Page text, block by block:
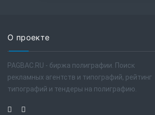
О проекте
PAGBAC.RU - биржа полиграфии. Поиск
рекламных агентств и типографий, рейтинг
типографий и тендеры на полиграфию.